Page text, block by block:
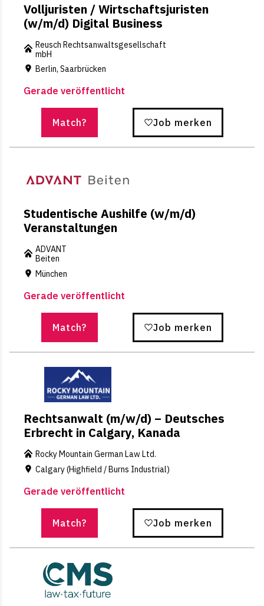
Volljuristen / Wirtschaftsjuristen
(w/m/d) Digital Business
Reusch Rechtsanwaltsgesellschaft
mbH
Berlin, Saarbrücken
Gerade veröffentlicht
Match? Job merken
Studentische Aushilfe (w/m/d)
Veranstaltungen
ADVANT
Beiten
München
Gerade veröffentlicht
Match? Job merken
Rechtsanwalt (m/w/d) – Deutsches
Erbrecht in Calgary, Kanada
Rocky Mountain German Law Ltd.
Calgary (Highfield / Burns Industrial)
Gerade veröffentlicht
Match? Job merken